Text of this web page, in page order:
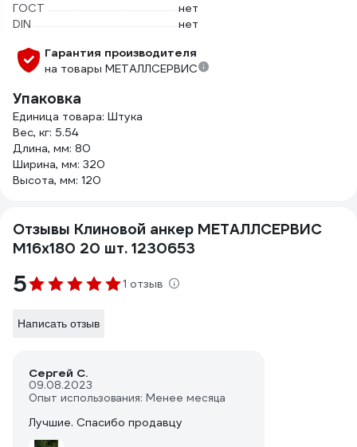
ГОСТ
нет
DIN
нет
Гарантия производителя
на товары МЕТАЛЛСЕРВИС
Упаковка
Единица товара: Штука
Вес, кг: 5.54
Длина, мм: 80
Ширина, мм: 320
Высота, мм: 120
Отзывы Клиновой анкер МЕТАЛЛСЕРВИС
М16x180 20 шт. 1230653
5 1 отзыв
Написать отзыв
Сергей С.
09.08.2023
Опыт использования: Менее месяца
Лучшие. Спасибо продавцу